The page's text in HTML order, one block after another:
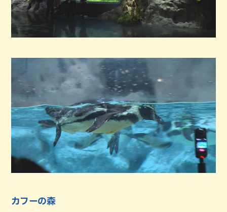
カフーの森